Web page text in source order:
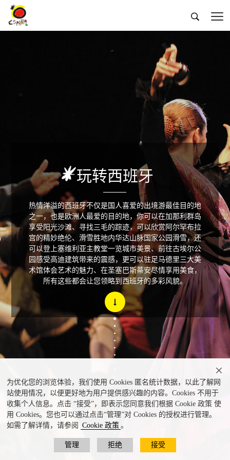
 
为优化您的浏览体验，我们使用 Cookies 匿名统计数据，以此了解网
站使用情况，以便更好地为用户提供感兴趣的内容。Cookies 不用于
收集个人信息。点击 “接受”，即表示您同意我们根据 Cookie 政策 使
用 Cookies。您也可以通过点击“管理”对 Cookies 的授权进行管理。
如需了解详情，请参阅
Cookie 政策 。
管理 拒绝 接受

玩转西班牙
热情洋溢的西班牙不仅是国人喜爱的出境游最佳目的地
之一，也是欧洲人最爱的目的地，你可以在加那利群岛
享受阳光沙滩、寻找三毛的踪迹，可以欣赏阿尔罕布拉
宫的精妙绝伦、滑雪胜地内华达山脉国家公园滑雪，还
可以登上塞维利亚主教堂一览城市美景、前往古埃尔公
园感受高迪建筑带来的震感，更可以驻足马德里三大美
术馆体会艺术的魅力、在圣塞巴斯蒂安尽情享用美食，
所有这些都会让您领略到西班牙的多彩风貌。